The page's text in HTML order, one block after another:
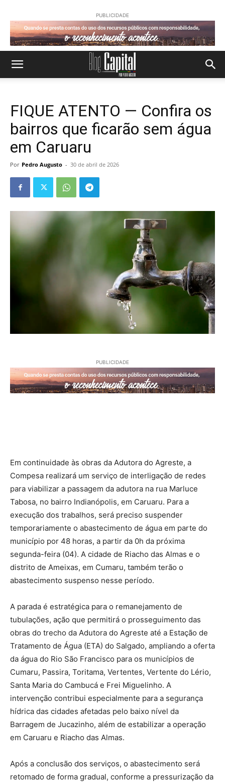
PUBLICIDADE
FIQUE ATENTO — Confira os
bairros que ficarão sem água
em Caruaru
Por Pedro Augusto - 30 de abril de 2026
PUBLICIDADE
Em continuidade às obras da Adutora do Agreste, a
Compesa realizará um serviço de interligação de redes
para viabilizar a passagem da adutora na rua Marluce
Tabosa, no bairro Indianópolis, em Caruaru. Para a
execução dos trabalhos, será preciso suspender
temporariamente o abastecimento de água em parte do
município por 48 horas, a partir da 0h da próxima
segunda-feira (04). A cidade de Riacho das Almas e o
distrito de Ameixas, em Cumaru, também terão o
abastecimento suspenso nesse período.
A parada é estratégica para o remanejamento de
tubulações, ação que permitirá o prosseguimento das
obras do trecho da Adutora do Agreste até a Estação de
Tratamento de Água (ETA) do Salgado, ampliando a oferta
da água do Rio São Francisco para os municípios de
Cumaru, Passira, Toritama, Vertentes, Vertente do Lério,
Santa Maria do Cambucá e Frei Miguelinho. A
intervenção contribui especialmente para a segurança
hídrica das cidades afetadas pelo baixo nível da
Barragem de Jucazinho, além de estabilizar a operação
em Caruaru e Riacho das Almas.
Após a conclusão dos serviços, o abastecimento será
retomado de forma gradual, conforme a pressurização da